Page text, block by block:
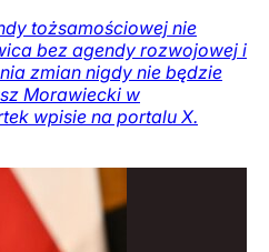
tożsamościowej nie
bez agendy rozwojowej i
zmian nigdy nie będzie
Morawiecki w
wpisie na portalu X.